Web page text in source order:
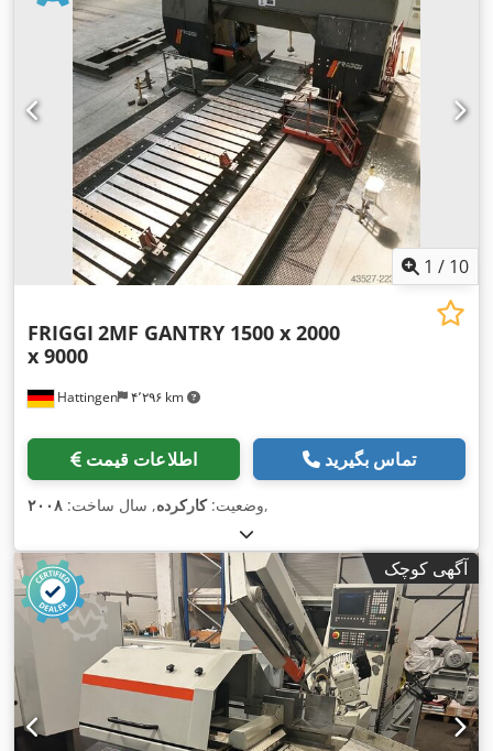
1 / 10
Hattingen ۴٬۲۹۶ km
FRIGGI 2MF GANTRY 1500 x 2000
x 9000
اطلاعات قیمت تماس بگیرید
وضعیت:کارکرده, سال ساخت: ۲۰۰۸ ,
آگهی کوچک